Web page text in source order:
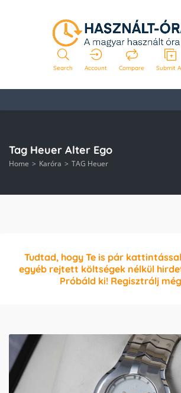
Search Account Compare Submit
Tag Heuer Alter Ego
Home Karóra TAG Heuer
Tudtad, hogy Te is pár
egyéb rejtett költségek nélkül
Próbáld ki! Regisztrálj